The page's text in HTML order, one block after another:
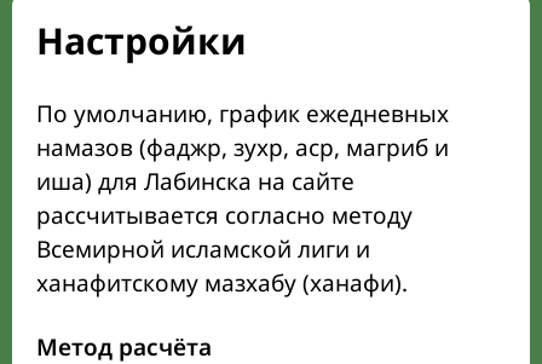
Настройки
По умолчанию, график ежедневных
намазов (фаджр, зухр, аср, магриб и
иша) для Лабинска на сайте
рассчитывается согласно методу
Всемирной исламской лиги и
ханафитскому мазхабу (ханафи).
Метод расчёта